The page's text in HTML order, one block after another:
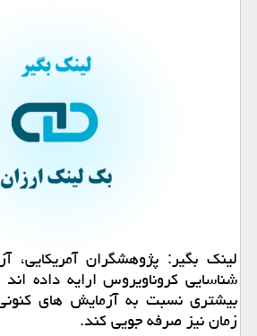
لینك بگیر: پژوهشگران آمریكایی،
شناسایی كروناویروس ارایه داده
بیشتری نسبت به آزمایش های
زمان نیز صرفه جویی كند.